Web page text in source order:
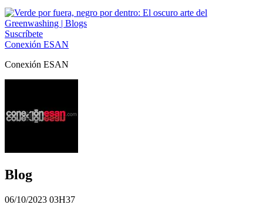
Suscríbete
Conexión ESAN
Conexión ESAN
Blog
06/10/2023 03H37